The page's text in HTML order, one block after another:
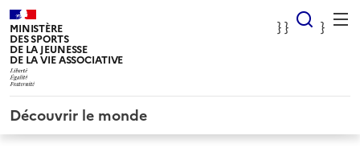
MINISTÈRE
DES SPORTS
DE LA JEUNESSE
DE LA VIE ASSOCIATIVE
} } }
}
Découvrir le monde
Panneau de gestion des cookies